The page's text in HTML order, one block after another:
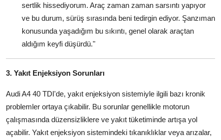
sertlik hissediyorum. Araç zaman zaman sarsıntı yapıyor
ve bu durum, sürüş sırasında beni tedirgin ediyor. Şanzıman
konusunda yaşadığım bu sıkıntı, genel olarak araçtan
aldığım keyfi düşürdü."
3. Yakıt Enjeksiyon Sorunları
Audi A4 40 TDI'de, yakıt enjeksiyon sistemiyle ilgili bazı kronik
problemler ortaya çıkabilir. Bu sorunlar genellikle motorun
çalışmasında düzensizliklere ve yakıt tüketiminde artışa yol
açabilir. Yakıt enjeksiyon sistemindeki tıkanıklıklar veya arızalar,